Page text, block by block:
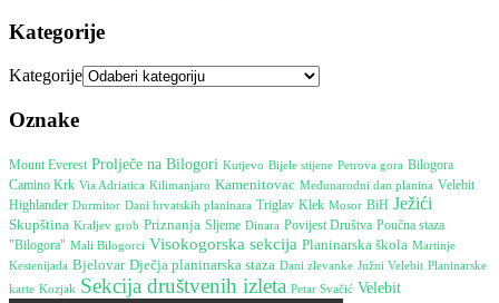
Kategorije
Kategorije
Oznake
Mount Everest Prolječe na Bilogori Kutjevo Bijele stijene Petrova gora Bilogora
Camino Krk Via Adriatica Kilimanjaro Kamenitovac Međunarodni dan planina Velebit
Highlander Durmitor Dani hrvatskih planinara Triglav Klek Mosor BiH Ježići
Skupština Kraljev grob Priznanja Sljeme Dinara Povijest Društva Poučna staza
"Bilogora" Mali Bilogorci Visokogorska sekcija Planinarska škola Martinje
Kestenijada Bjelovar Dječja planinarska staza Dani zlevanke Južni Velebit Planinarske
karte Kozjak Sekcija društvenih izleta Petar Svačić Velebit